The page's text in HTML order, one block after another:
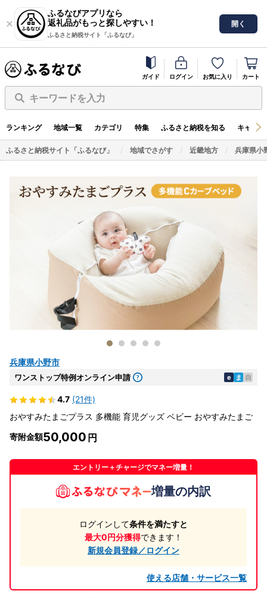
ふるなびアプリなら
返礼品がもっと探しやすい！
ふるさと納税サイト「ふるなび」
開く
ガイド ログイン お気に入り カート
キーワードを入力
ランキング 地域一覧 カテゴリ 特集 ふるさと納税を知る キャン
ふるさと納税サイト「ふるなび」 地域でさがす 近畿地方 兵庫県小
兵庫県小野市
ワンストップ特例オンライン申請 e ま 自
4.7 (21件)
おやすみたまごプラス 多機能 育児グッズ ベビー おやすみたまご
寄附金額50,000
エントリー＋チャージでマネー増量！
増量の内訳
ログインして条件を満たすと
最大0円分獲得できます！
新規会員登録／ログイン
使える店舗・サービス一覧